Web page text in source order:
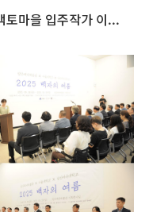
토마을 입주작가 이...